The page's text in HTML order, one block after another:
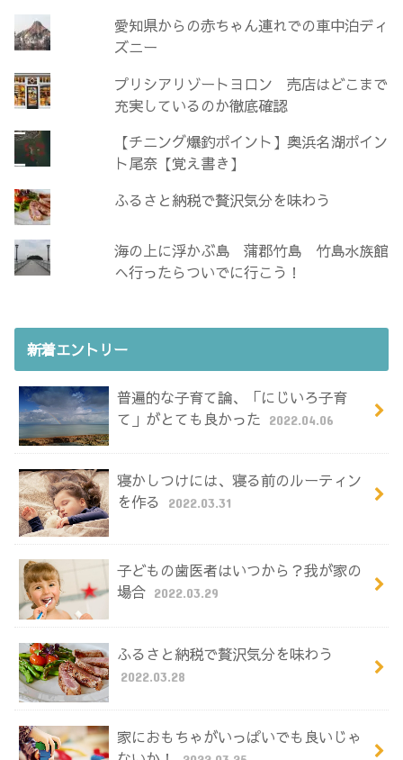
愛知県からの赤ちゃん連れでの車中泊ディ
ズニー
プリシアリゾートヨロン 売店はどこまで
充実しているのか徹底確認
【チニング爆釣ポイント】奥浜名湖ポイン
ト尾奈【覚え書き】
ふるさと納税で贅沢気分を味わう
海の上に浮かぶ島 蒲郡竹島 竹島水族館
へ行ったらついでに行こう！
新着エントリー
普遍的な子育て論、「にじいろ子育
て」がとても良かった
2022.04.06
寝かしつけには、寝る前のルーティン
を作る
2022.03.31
子どもの歯医者はいつから？我が家の
場合 2022.03.29
ふるさと納税で贅沢気分を味わう
2022.03.28
家におもちゃがいっぱいでも良いじゃ